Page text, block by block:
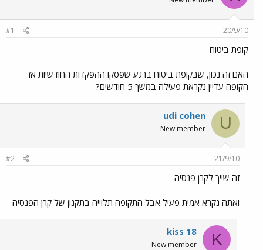
ה
ו
ש
א
ם
ר
20/9/10
#1
קופת ביטוח
האם זה נכון, שבקופת ביטוח ברגע שפסקו ההפקדות החודשיות אז
הקופה עדיין נקראת פעילה במשך 5 חודשים?
U
udi cohen
New member
21/9/10
#2
זה שייך לקרן פנסיה
ואתה נקרא אמית פעיל אבל התקופה תלוייה בתקנון של קרן הפנסיה
K
kiss 18
New member